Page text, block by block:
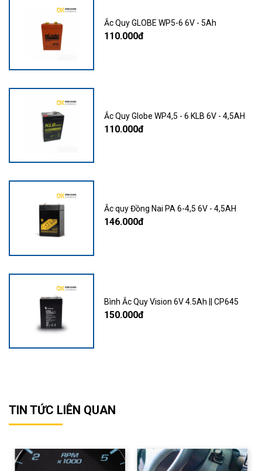
Ắc Quy GLOBE WP5-6 6V - 5Ah
110.000đ
Ắc Quy Globe WP4,5 - 6 KLB 6V - 4,5AH
110.000đ
Ắc quy Đồng Nai PA 6-4,5 6V - 4,5AH
146.000đ
Bình Ắc Quy Vision 6V 4.5Ah || CP645
150.000đ
TIN TỨC LIÊN QUAN